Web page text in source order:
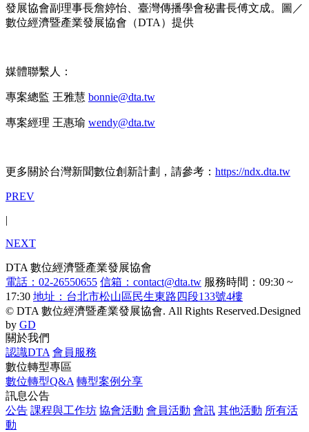
發展協會副理事長詹婷怡、臺灣傳播學會秘書長傅文成。圖／
數位經濟暨產業發展協會（DTA ）提供
媒體聯繫人：
專案總監 王雅慧 bonnie@dta.tw
專案經理 王惠瑜 wendy@dta.tw
更多關於台灣新聞數位創新計劃，請參考： https://ndx.dta.tw
PREV
|
NEXT
DTA 數位經濟暨產業發展協會
電話：02-26550655 信箱：contact@dta.tw 服務時間：09:30 ~
17:30 地址：台北市松山區民生東路四段133號4樓
© DTA 數位經濟暨產業發展協會. All Rights Reserved.Designed
by GD
關於我們
認識DTA 會員服務
數位轉型專區
數位轉型Q&A 轉型案例分享
訊息公告
公告 課程與工作坊 協會活動 會員活動 會訊 其他活動 所有活
動